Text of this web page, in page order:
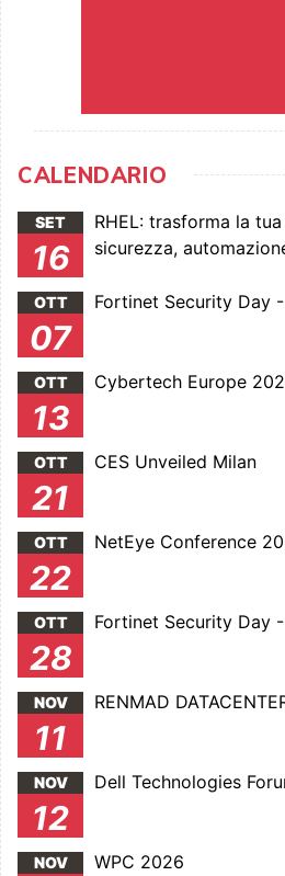
CALENDARIO
SET
16
RHEL: trasforma la
sicurezza,
OTT
07
Fortinet Security Day
OTT
13
Cybertech Europe
OTT
21
CES Unveiled Milan
OTT
22
NetEye Conference
OTT
28
Fortinet Security Day
NOV
11
RENMAD
NOV
12
Dell Technologies
NOV WPC 2026